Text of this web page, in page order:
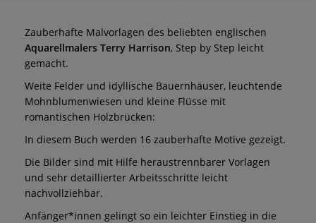
Zauberhafte Malvorlagen des beliebten englischen
Aquarellmalers Terry Harrison, Step by Step leicht
gemacht.
Weite Felder und idyllische Bauernhäuser, leuchtende
Mohnblumenwiesen und kleine Flüsse mit
romantischen Holzbrücken:
In diesem Buch werden 16 zauberhafte Motive gezeigt.
Die Bilder sind mit Hilfe heraustrennbarer Vorlagen
und sehr detaillierter Arbeitsschritte leicht
nachvollziehbar.
Anfänger*innen gelingt so ein leichter Einstieg in die